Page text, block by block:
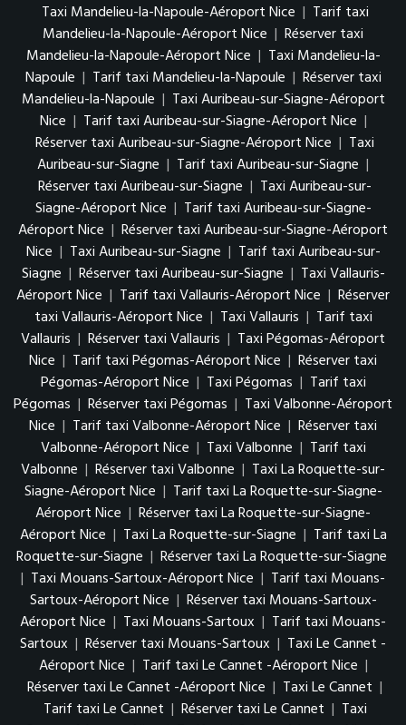
Taxi Mandelieu-la-Napoule-Aéroport Nice | Tarif taxi
Mandelieu-la-Napoule-Aéroport Nice | Réserver taxi
Mandelieu-la-Napoule-Aéroport Nice | Taxi Mandelieu-la-
Napoule | Tarif taxi Mandelieu-la-Napoule | Réserver taxi
Mandelieu-la-Napoule | Taxi Auribeau-sur-Siagne-Aéroport
Nice | Tarif taxi Auribeau-sur-Siagne-Aéroport Nice |
Réserver taxi Auribeau-sur-Siagne-Aéroport Nice | Taxi
Auribeau-sur-Siagne | Tarif taxi Auribeau-sur-Siagne |
Réserver taxi Auribeau-sur-Siagne | Taxi Auribeau-sur-
Siagne-Aéroport Nice | Tarif taxi Auribeau-sur-Siagne-
Aéroport Nice | Réserver taxi Auribeau-sur-Siagne-Aéroport
Nice | Taxi Auribeau-sur-Siagne | Tarif taxi Auribeau-sur-
Siagne | Réserver taxi Auribeau-sur-Siagne | Taxi Vallauris-
Aéroport Nice | Tarif taxi Vallauris-Aéroport Nice | Réserver
taxi Vallauris-Aéroport Nice | Taxi Vallauris | Tarif taxi
Vallauris | Réserver taxi Vallauris | Taxi Pégomas-Aéroport
Nice | Tarif taxi Pégomas-Aéroport Nice | Réserver taxi
Pégomas-Aéroport Nice | Taxi Pégomas | Tarif taxi
Pégomas | Réserver taxi Pégomas | Taxi Valbonne-Aéroport
Nice | Tarif taxi Valbonne-Aéroport Nice | Réserver taxi
Valbonne-Aéroport Nice | Taxi Valbonne | Tarif taxi
Valbonne | Réserver taxi Valbonne | Taxi La Roquette-sur-
Siagne-Aéroport Nice | Tarif taxi La Roquette-sur-Siagne-
Aéroport Nice | Réserver taxi La Roquette-sur-Siagne-
Aéroport Nice | Taxi La Roquette-sur-Siagne | Tarif taxi La
Roquette-sur-Siagne | Réserver taxi La Roquette-sur-Siagne
| Taxi Mouans-Sartoux-Aéroport Nice | Tarif taxi Mouans-
Sartoux-Aéroport Nice | Réserver taxi Mouans-Sartoux-
Aéroport Nice | Taxi Mouans-Sartoux | Tarif taxi Mouans-
Sartoux | Réserver taxi Mouans-Sartoux | Taxi Le Cannet -
Aéroport Nice | Tarif taxi Le Cannet -Aéroport Nice |
Réserver taxi Le Cannet -Aéroport Nice | Taxi Le Cannet |
Tarif taxi Le Cannet | Réserver taxi Le Cannet | Taxi